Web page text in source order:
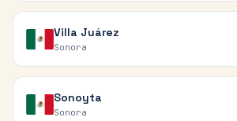
Villa Juárez
Sonora
Sonoyta
Sonora